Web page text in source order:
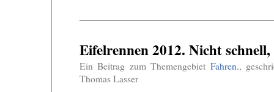
Eifelrennen 2012. Nicht
Ein Beitrag zum Themengebiet Fahren.,
Thomas Lasser